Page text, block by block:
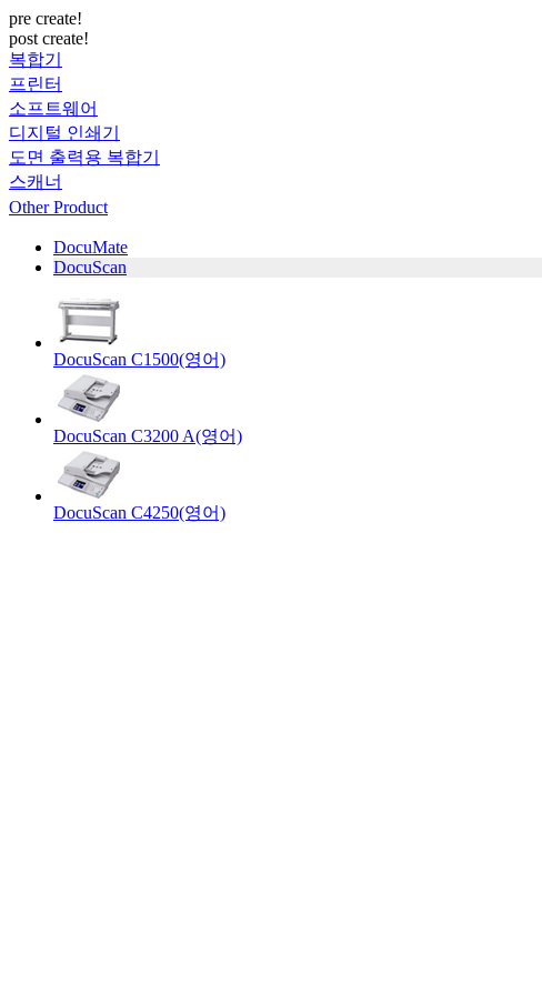
pre create!
post create!
복합기
프린터
소프트웨어
디지털 인쇄기
도면 출력용 복합기
스캐너
Other Product
DocuMate
DocuScan
DocuScan C1500(영어)
DocuScan C3200 A(영어)
DocuScan C4250(영어)